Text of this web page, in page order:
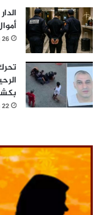
26 يوليو، 2026
22 يوليو، 2026